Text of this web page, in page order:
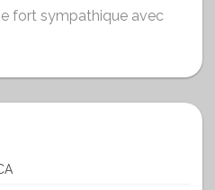
fort sympathique avec